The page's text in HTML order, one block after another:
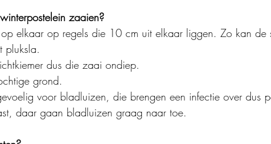
zaaien?
elkaar op regels die 10 cm uit elkaar liggen. Zo kan de
pluksla.
dus die zaai ondiep.
grond.
voor bladluizen, die brengen een infectie over dus
daar gaan bladluizen graag naar toe.